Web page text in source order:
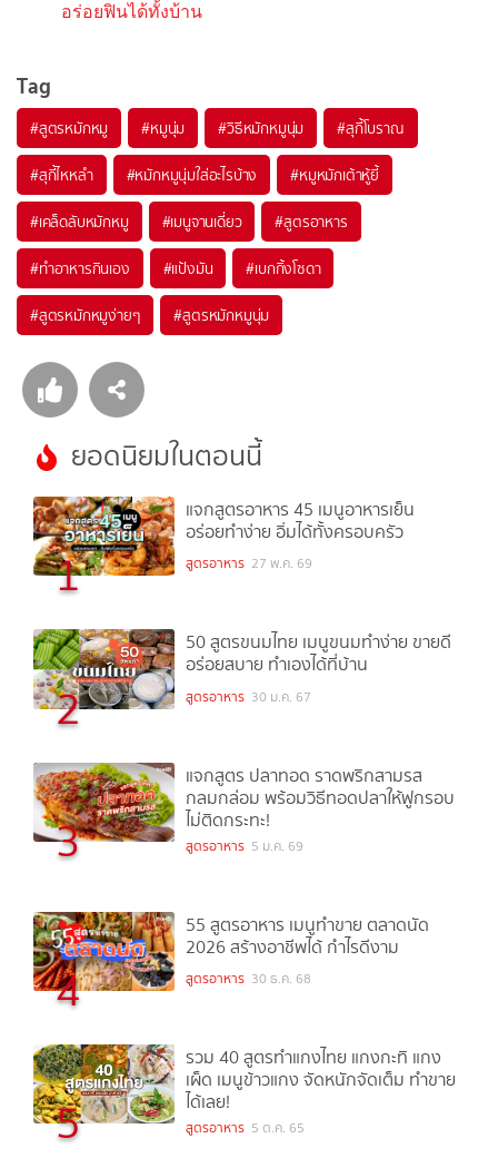
อร่อยฟินได้ทั้งบ้าน
Tag
#สูตรหมักหมู #หมูนุ่ม #วิธีหมักหมูนุ่ม #สุกี้โบราณ
#สุกี้ไหหลำ #หมักหมูนุ่มใส่อะไรบ้าง #หมูหมักเต้าหู้ยี้
#เคล็ดลับหมักหมู #เมนูจานเดี่ยว #สูตรอาหาร
#ทำอาหารกินเอง #แป้งมัน #เบกกิ้งโซดา
#สูตรหมักหมูง่ายๆ #สูตรหมักหมูนุ่ม
ยอดนิยมในตอนนี้
1
แจกสูตรอาหาร 45 เมนูอาหารเย็น
อร่อยทำง่าย อิ่มได้ทั้งครอบครัว
สูตรอาหาร 27 พ.ค. 69
2
50 สูตรขนมไทย เมนูขนมทำง่าย ขายดี
อร่อยสบาย ทำเองได้ที่บ้าน
สูตรอาหาร 30 ม.ค. 67
3
แจกสูตร ปลาทอด ราดพริกสามรส
กลมกล่อม พร้อมวิธีทอดปลาให้ฟูกรอบ
ไม่ติดกระทะ!
สูตรอาหาร 5 ม.ค. 69
4
55 สูตรอาหาร เมนูทำขาย ตลาดนัด
2026 สร้างอาชีพได้ กำไรดีงาม
สูตรอาหาร 30 ธ.ค. 68
5
รวม 40 สูตรทำแกงไทย แกงกะทิ แกง
เผ็ด เมนูข้าวแกง จัดหนักจัดเต็ม ทำขาย
ได้เลย!
สูตรอาหาร 5 ต.ค. 65